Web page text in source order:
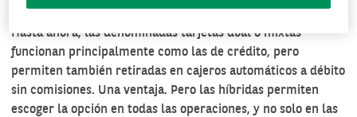
Hasta ahora, las denominadas tarjetas dual o mixtas
funcionan principalmente como las de crédito, pero
permiten también retiradas en cajeros automáticos a débito
sin comisiones. Una ventaja. Pero las híbridas permiten
escoger la opción en todas las operaciones, y no solo en las